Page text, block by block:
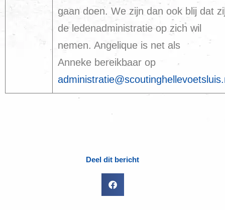
gaan doen. We zijn dan ook blij dat
de ledenadministratie op zich wil
nemen. Angelique is net als
Anneke bereikbaar op
Deel dit bericht